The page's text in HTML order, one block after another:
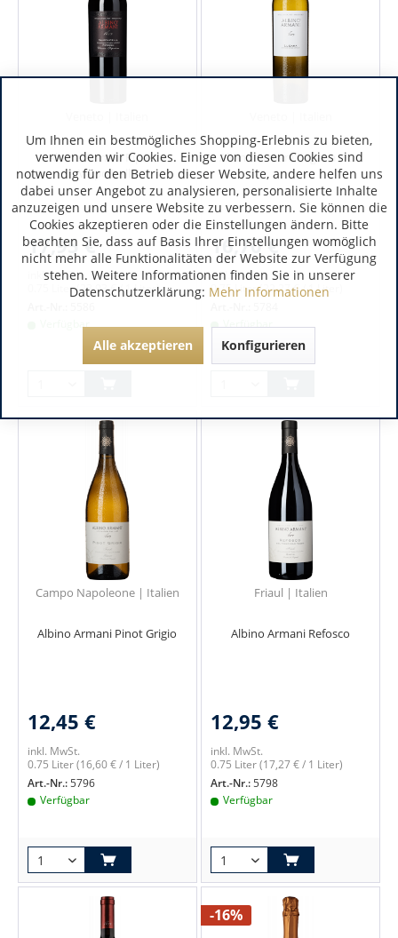
Albino Armani Ripasso
Valpolicella
17,95 €
inkl. MwSt.
0.75 Liter(23,93 € / 1 Liter)
Verfügbar
Albino Armani Lugana DOC
16,70 €
inkl. MwSt.
0.75 Liter(22,27 € / 1 Liter)
Verfügbar
Campo Napoleone | Italien
Albino Armani Pinot Grigio
12,45 €
inkl. MwSt.
0.75 Liter(16,60 € / 1 Liter)
Art.-Nr.:5796
Verfügbar
Friaul | Italien
Albino Armani Refosco
12,95 €
inkl. MwSt.
0.75 Liter(17,27 € / 1 Liter)
Art.-Nr.:5798
Verfügbar
-16%
Um Ihnen ein bestmögliches Shopping-Erlebnis zu bieten,
verwenden wir Cookies. Einige von diesen Cookies sind
notwendig für den Betrieb dieser Website, andere helfen uns
dabei unser Angebot zu analysieren, personalisierte Inhalte
anzuzeigen und unsere Website zu verbessern. Sie können die
Cookies akzeptieren oder die Einstellungen ändern. Bitte
beachten Sie, dass auf Basis Ihrer Einstellungen womöglich
nicht mehr alle Funktionalitäten der Website zur Verfügung
stehen. Weitere Informationen finden Sie in unserer
Datenschutzerklärung: Mehr Informationen
Alle akzeptieren Konfigurieren